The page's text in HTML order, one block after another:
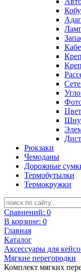
Рюкзаки
Чемоданы
Дорожные
Термобутылки
Термокружки
Сравнений: 0
В корзине: 0
Главная
Каталог
Аксессуары для
Мягкие перегородки
Комплект мягких